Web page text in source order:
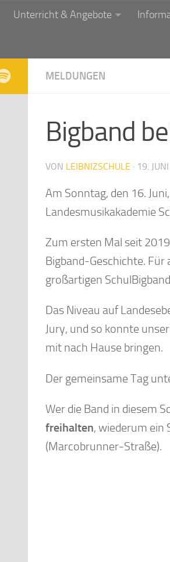
Unterricht & Angebote
MELDUNGEN
Bigband
VON LEIBNIZSCHULE · 19.
Am Sonntag, den 16.
Landesmusikakademie
Zum ersten Mal seit
Bigband-Geschichte. Für
großartigen
Das Niveau auf
Jury, und so konnte
mit nach Hause bringen.
Der gemeinsame Tag
Wer die Band in diesem
freihalten, wiederum ein
(Marcobrunner-Straße).